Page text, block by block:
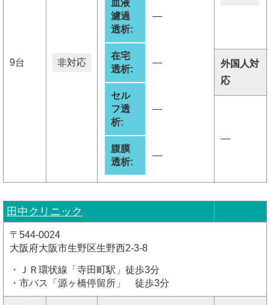
9台 非対応
血液
濾過
透析:
―
在宅
透析:
―
セル
フ透
析:
―
腹膜
透析:
―
外国人対
応
―
田中クリニック
〒544-0024
大阪府大阪市生野区生野西2-3-8
・ＪＲ環状線「寺田町駅」徒歩3分
・市バス「源ヶ橋停留所」 徒歩3分